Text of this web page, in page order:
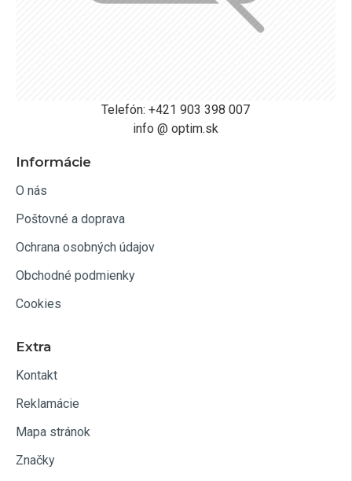
Telefón: +421 903 398 007
info @ optim.sk
Informácie
O nás
Poštovné a doprava
Ochrana osobných údajov
Obchodné podmienky
Cookies
Extra
Kontakt
Reklamácie
Mapa stránok
Značky